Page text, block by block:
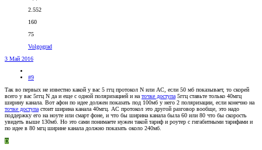
2.552
160
75
Volgograd
3 Май 2016
#9
Так во первых не известно какой у вас 5 ггц протокол N или АС, если 50 мб показывает, то скорей
всего у вас 5ггц N да и еще с одной поляризацией и на точке доступа 5ггц ставьте только 40мгц
ширину канала. Вот афон по идее должен показать под 100мб у него 2 поляризации, если конечно на
точке доступа стоит ширина канала 40мгц. АС протокол это другой разговор вообще, это надо
поддержку его на ноуте или смарт фоне, и что бы ширина канала была 60 или 80 что бы скорость
увидеть выше 130мб. Но это сами понимаете нужен такой тариф и роутер с гигабитными тарифами и
по идее в 80 мгц ширине канала должно показать около 240мб.
D